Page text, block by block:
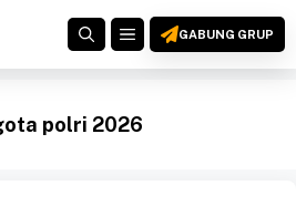
MENUGABUNG GRUP
polri 2026